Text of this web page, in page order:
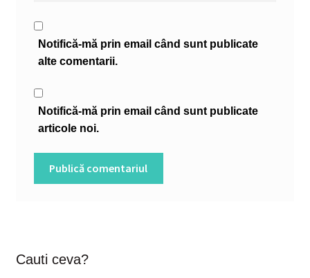
Notifică-mă prin email când sunt publicate
alte comentarii.
Notifică-mă prin email când sunt publicate
articole noi.
Cauti ceva?